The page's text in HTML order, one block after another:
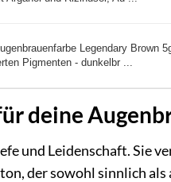
Legendary Brown
Pigmenten - dunkelbr ...
deine
und Leidenschaft. Sie
der sowohl sinnlich